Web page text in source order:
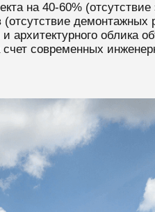
на 40-60%
демонтажных
архитектурного облика
современных